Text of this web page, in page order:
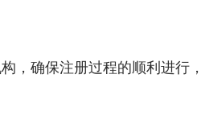
，确保注册过程的顺利进行